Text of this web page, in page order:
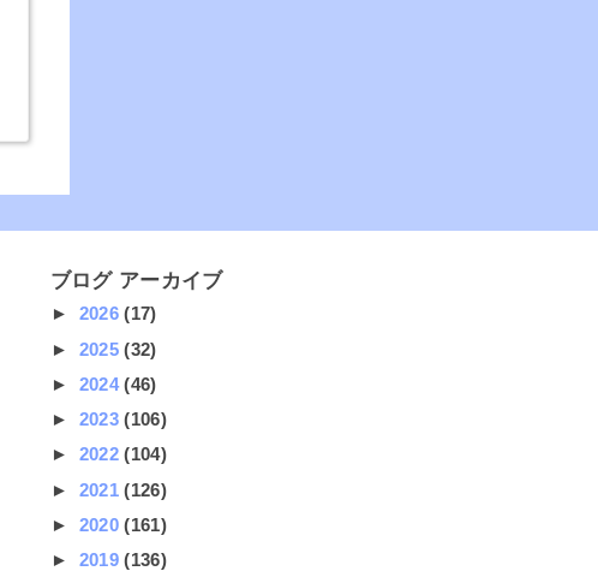
ブログ アーカイブ
► 2026(17)
► 2025(32)
► 2024(46)
► 2023(106)
► 2022(104)
► 2021(126)
► 2020(161)
► 2019(136)